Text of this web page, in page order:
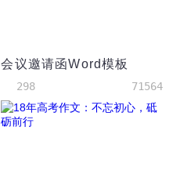
会议邀请函Word模板
298 71564